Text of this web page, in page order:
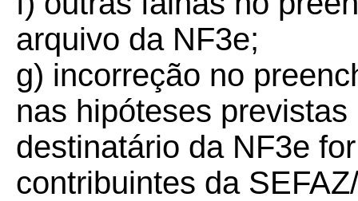
arquivo da NF3e;
g) incorreção no
nas hipóteses
destinatário da NF3e
contribuintes da